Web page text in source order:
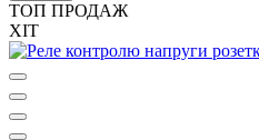
ТОП ПРОДАЖ
ХІТ